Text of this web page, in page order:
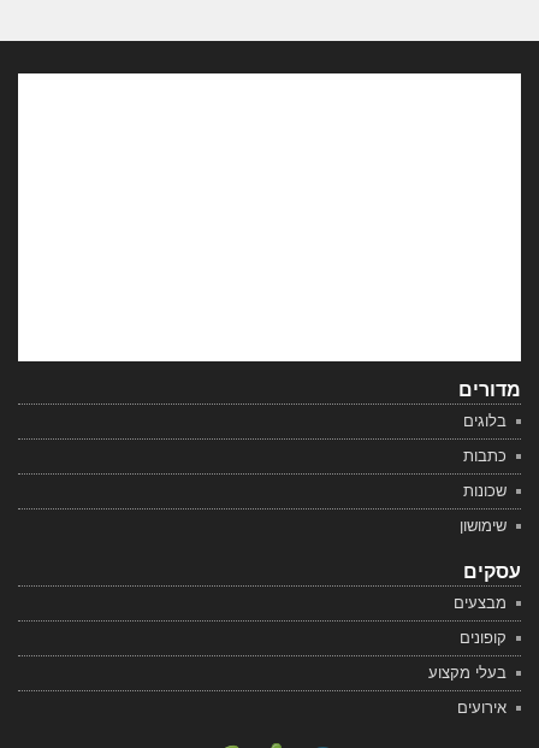
מדורים
בלוגים
כתבות
שכונות
שימושון
עסקים
מבצעים
קופונים
בעלי מקצוע
אירועים